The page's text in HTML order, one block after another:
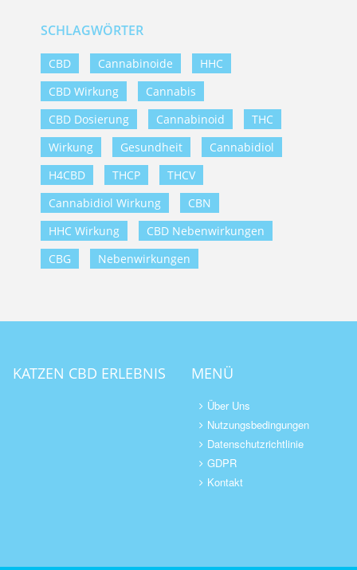
SCHLAGWÖRTER
CBD Cannabinoide
HHC
CBD Wirkung
Cannabis
CBD Dosierung
Cannabinoid
THC
Wirkung
Gesundheit
Cannabidiol
H4CBD
THCP
THCV
Cannabidiol Wirkung
CBN
HHC Wirkung
CBD Nebenwirkungen
CBG
Nebenwirkungen
KATZEN CBD ERLEBNIS MENÜ
Über Uns
Nutzungsbedingungen
Datenschutzrichtlinie
GDPR
Kontakt